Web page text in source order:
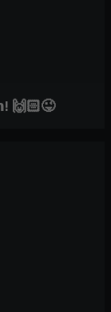
🙌🏻😜